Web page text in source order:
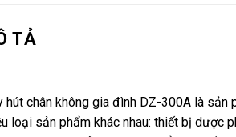
TẢ
hút chân không gia đình DZ-300A là
loại sản phẩm khác nhau: thiết bị dược